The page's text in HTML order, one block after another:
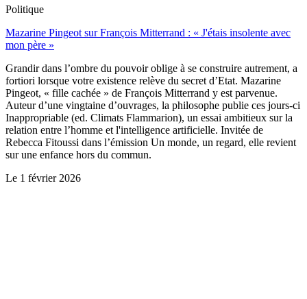
Politique
Mazarine Pingeot sur François Mitterrand : « J'étais insolente avec
mon père »
Grandir dans l’ombre du pouvoir oblige à se construire autrement, a
fortiori lorsque votre existence relève du secret d’Etat. Mazarine
Pingeot, « fille cachée » de François Mitterrand y est parvenue.
Auteur d’une vingtaine d’ouvrages, la philosophe publie ces jours-ci
Inappropriable (ed. Climats Flammarion), un essai ambitieux sur la
relation entre l’homme et l'intelligence artificielle. Invitée de
Rebecca Fitoussi dans l’émission Un monde, un regard, elle revient
sur une enfance hors du commun.
Le 1 février 2026